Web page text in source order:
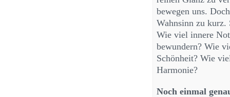
bewegen uns.
Wahnsinn zu kurz.
Wie viel innere
bewundern? Wie
Schönheit? Wie
Harmonie?
Noch einmal